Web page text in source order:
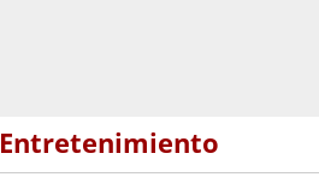
Entretenimiento